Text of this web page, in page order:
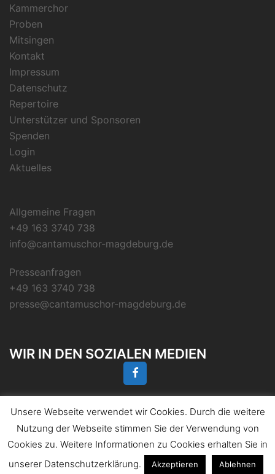
Kammerchor
Proben
Mitsingen
Kontakt
Impressum
Datenschutz
Repertoire
Unterstützer und Sponsoren
Spenden
Login
Aktuelles
Allgemeine Fragen
+49 163 3740 738
info@cantamuschor-magdeburg.de
Presseanfragen
+49 163 3740 738
presse@cantamuschor-magdeburg.de
WIR IN DEN SOZIALEN MEDIEN
© 2026 CANTAMUS-Chor Magdeburg. Stolz
präsentiert vonSydney
Unsere Webseite verwendet wir Cookies. Durch die weitere
Nutzung der Webseite stimmen Sie der Verwendung von
Cookies zu. Weitere Informationen zu Cookies erhalten Sie in
unserer Datenschutzerklärung.
Akzeptieren Ablehnen